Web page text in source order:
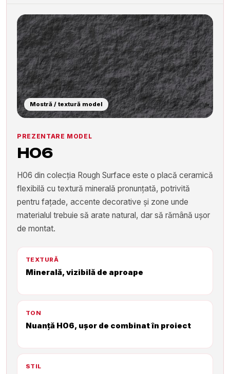
Mostră / textură model
PREZENTARE MODEL
H06
H06 din colecția Rough Surface este o placă ceramică
flexibilă cu textură minerală pronunțată, potrivită
pentru fațade, accente decorative și zone unde
materialul trebuie să arate natural, dar să rămână ușor
de montat.
TEXTURĂ
Minerală, vizibilă de aproape
TON
Nuanță H06, ușor de combinat în proiect
STIL